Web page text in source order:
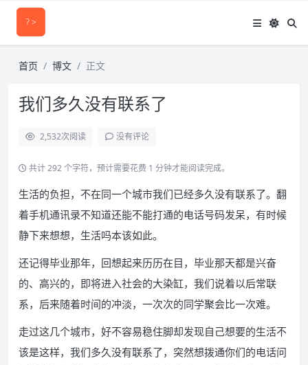
首页 博文 正文
我们多久没有联系了
2,532次阅读 没有评论
共计 292 个字符，预计需要花费 1 分钟才能阅读完成。
生活的负担，不在同一个城市我们已经多久没有联系了。翻
着手机通讯录不知道还能不能打通的电话号码发呆，有时候
静下来想想，生活吗本该如此。
还记得毕业那年，回想起来历历在目，毕业那天都是兴奋
的、高兴的，即将进入社会的大染缸，我们说着以后常联
系，后来随着时间的冲淡，一次次的同学聚会比一次难。
走过这几个城市，好不容易稳住脚却发现自己想要的生活不
该是这样，我们多久没有联系了，突然想拨通你们的电话问